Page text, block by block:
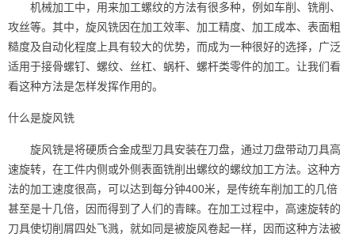
机械加工中，用来加工螺纹的方法有很多种，例如车削、铣削、
攻丝等。其中，旋风铣因在加工效率、加工精度、加工成本、表面粗
糙度及自动化程度上具有较大的优势，而成为一种很好的选择，广泛
适用于接骨螺钉、螺纹、丝杠、蜗杆、螺杆类零件的加工。让我们看
看这种方法是怎样发挥作用的。
什么是旋风铣
旋风铣是将硬质合金成型刀具安装在刀盘，通过刀盘带动刀具高
速旋转，在工件内侧或外侧表面铣削出螺纹的螺纹加工方法。这种方
法的加工速度很高，可以达到每分钟400米，是传统车削加工的几倍
甚至是十几倍，因而得到了人们的青睐。在加工过程中，高速旋转的
刀具使切削屑四处飞溅，就如同是被旋风卷起一样，因而这种方法被